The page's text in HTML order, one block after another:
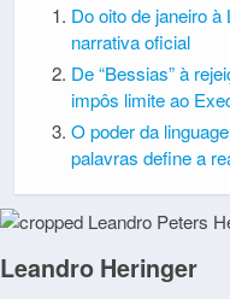
Do oito de janeiro
narrativa oficial
De “Bessias” à
impôs limite ao
O poder da
palavras define a
Leandro Heringer